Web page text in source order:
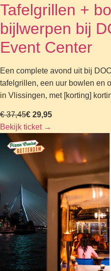
Tafelgrillen +
bijlwerpen bij
Event Center
Een complete avond uit bij
tafelgrillen, een uur bowlen en
in Vlissingen, met [korting]
€ 37,45€ 29,95
Bekijk ticket →